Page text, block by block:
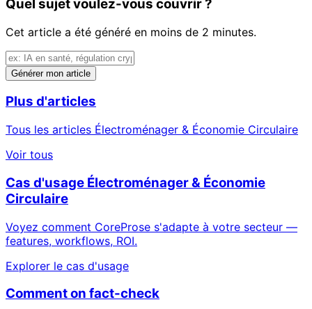
Quel sujet voulez-vous couvrir ?
Cet article a été généré en moins de 2 minutes.
Générer mon article
Plus d'articles
Tous les articles Électroménager & Économie Circulaire
Voir tous
Cas d'usage Électroménager & Économie
Circulaire
Voyez comment CoreProse s'adapte à votre secteur —
features, workflows, ROI.
Explorer le cas d'usage
Comment on fact-check